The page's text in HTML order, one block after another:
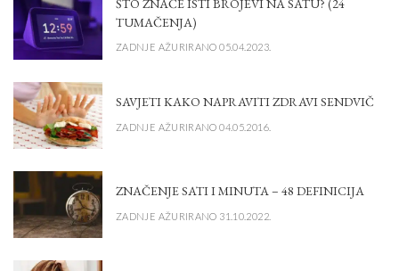
ŠTO ZNAČE ISTI BROJEVI NA SATU? (24
TUMAČENJA)
ZADNJE AŽURIRANO 05.04.2023.
SAVJETI KAKO NAPRAVITI ZDRAVI SENDVIČ
ZADNJE AŽURIRANO 04.05.2016.
ZNAČENJE SATI I MINUTA – 48 DEFINICIJA
ZADNJE AŽURIRANO 31.10.2022.